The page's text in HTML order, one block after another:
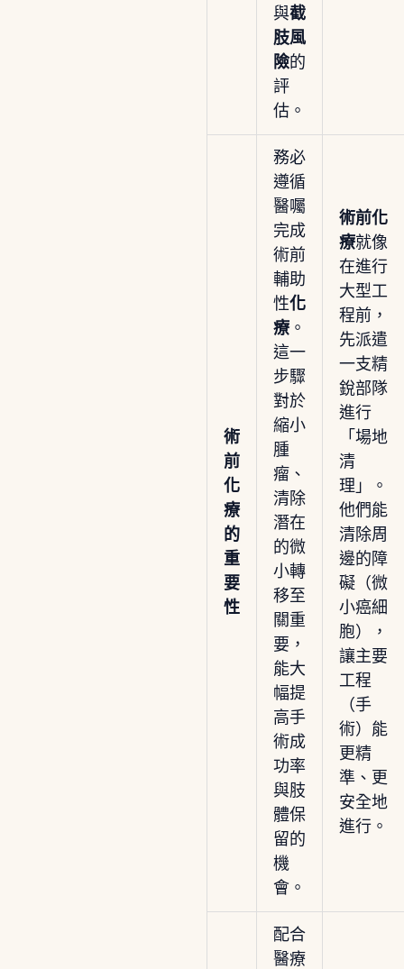
與截
肢風
險的
評
估。
術
前
化
療
的
重
要
性
務必
遵循
醫囑
完成
術前
輔助
性化
療。
這一
步驟
對於
縮小
腫
瘤、
清除
潛在
的微
小轉
移至
關重
要，
能大
幅提
高手
術成
功率
與肢
體保
留的
機
會。
術前化
療就像
在進行
大型工
程前，
先派遣
一支精
銳部隊
進行
「場地
清
理」。
他們能
清除周
邊的障
礙（微
小癌細
胞），
讓主要
工程
（手
術）能
更精
準、更
安全地
進行。
配合
醫療